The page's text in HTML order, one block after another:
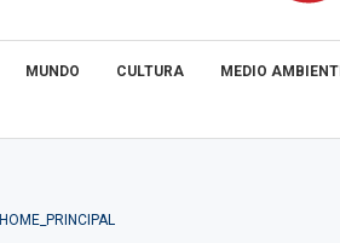
MUNDO CULTURA MEDIO
HOME_PRINCIPAL